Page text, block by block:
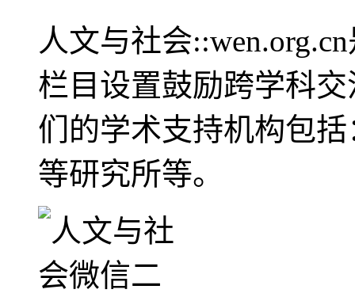
人文与社会
栏目设置鼓励跨学科
们的学术支持机构包
等研究所等。